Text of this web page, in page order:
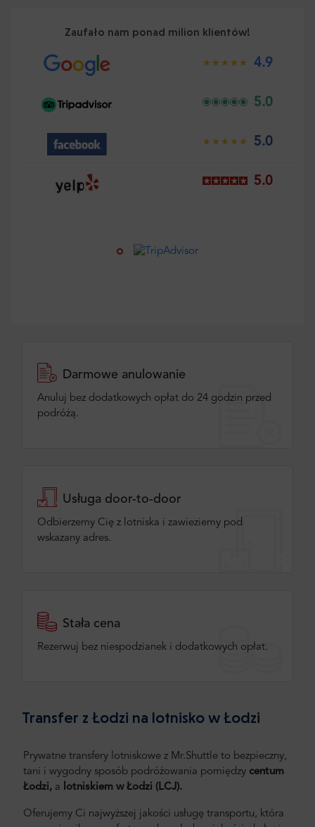
Zaufało nam ponad milion klientów!
4.9
5.0
5.0
5.0
Darmowe anulowanie
Anuluj bez dodatkowych opłat do 24 godzin przed
podróżą.
Usługa door-to-door
Odbierzemy Cię z lotniska i zawieziemy pod
wskazany adres.
Stała cena
Rezerwuj bez niespodzianek i dodatkowych opłat.
Transfer z Łodzi na lotnisko w Łodzi
Prywatne transfery lotniskowe z Mr.Shuttle to bezpieczny,
tani i wygodny sposób podróżowania pomiędzy centum
Łodzi, a lotniskiem w Łodzi (LCJ).
Oferujemy Ci najwyższej jakości usługę transportu, która